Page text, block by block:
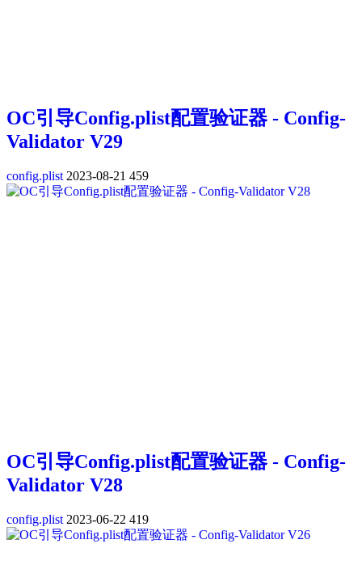
OC引导Config.plist配置验证器 - Config-
Validator V29
config.plist 2023-08-21 459
OC引导Config.plist配置验证器 - Config-
Validator V28
config.plist 2023-06-22 419